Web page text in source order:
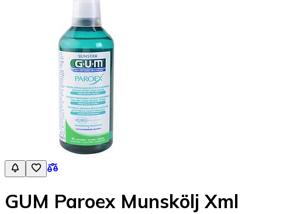
GUM Paroex Munskölj Xml